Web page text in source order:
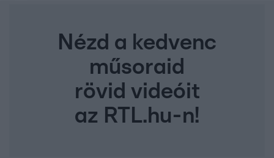
Nézd a kedvenc
műsoraid
rövid videóit
az RTL.hu-n!